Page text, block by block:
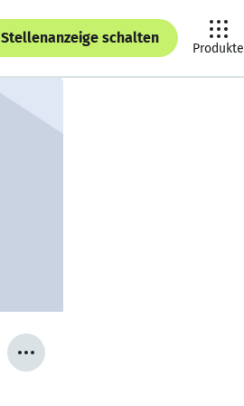
Stellenanzeige schalten
Produkte